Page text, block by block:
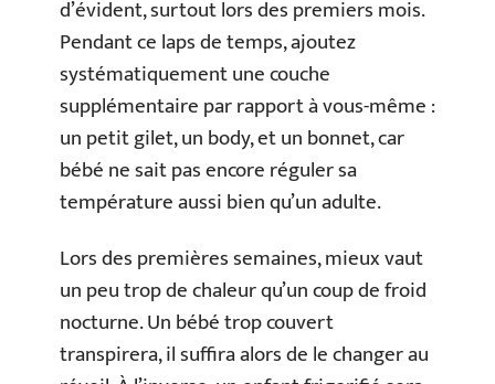
d’évident, surtout lors des premiers mois.
Pendant ce laps de temps, ajoutez
systématiquement une couche
supplémentaire par rapport à vous-même :
un petit gilet, un body, et un bonnet, car
bébé ne sait pas encore réguler sa
température aussi bien qu’un adulte.
Lors des premières semaines, mieux vaut
un peu trop de chaleur qu’un coup de froid
nocturne. Un bébé trop couvert
transpirera, il suffira alors de le changer au